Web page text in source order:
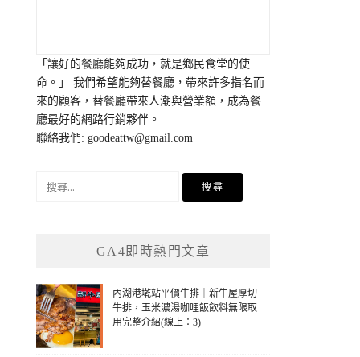
「讓好的餐廳能夠成功，就是鄉民食堂的使
命。」 我們希望能夠替餐廳，帶來許多指名而
來的顧客，替餐廳帶來人潮與營業額，成為餐
廳最好的網路行銷夥伴。
聯絡我們:goodeattw@gmail.com
GA4即時熱門文章
內湖港墘站平價牛排｜新牛屋厚切
牛排，玉米濃湯咖哩飯飲料無限取
用完整介紹(線上：3)